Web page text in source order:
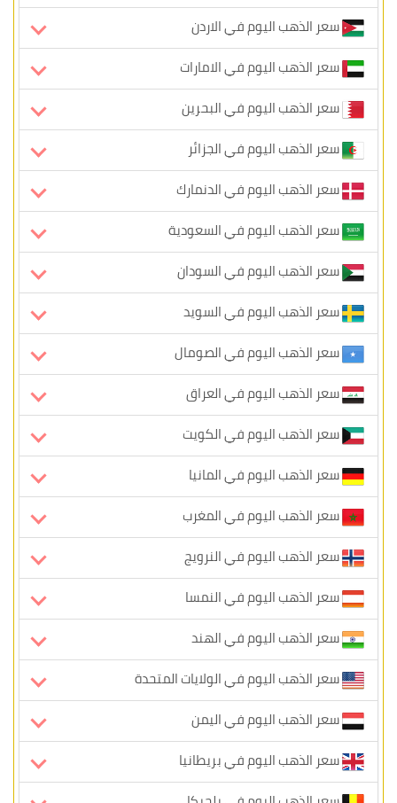
سعر الذهب اليوم في الاردن
سعر الذهب اليوم في الامارات
سعر الذهب اليوم في البحرين
سعر الذهب اليوم في الجزائر
سعر الذهب اليوم في الدنمارك
سعر الذهب اليوم في السعودية
سعر الذهب اليوم في السودان
سعر الذهب اليوم في السويد
سعر الذهب اليوم في الصومال
سعر الذهب اليوم في العراق
سعر الذهب اليوم في الكويت
سعر الذهب اليوم في المانيا
سعر الذهب اليوم في المغرب
سعر الذهب اليوم في النرويج
سعر الذهب اليوم في النمسا
سعر الذهب اليوم في الهند
سعر الذهب اليوم في الولايات المتحدة
سعر الذهب اليوم في اليمن
سعر الذهب اليوم في بريطانيا